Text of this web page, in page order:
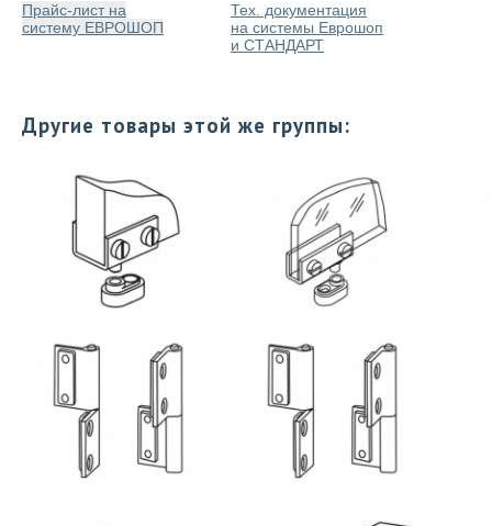
Прайс-лист на
систему ЕВРОШОП
Тех. документация
на системы Еврошоп
и СТАНДАРТ
Другие товары этой же группы: